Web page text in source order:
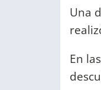
Una
En